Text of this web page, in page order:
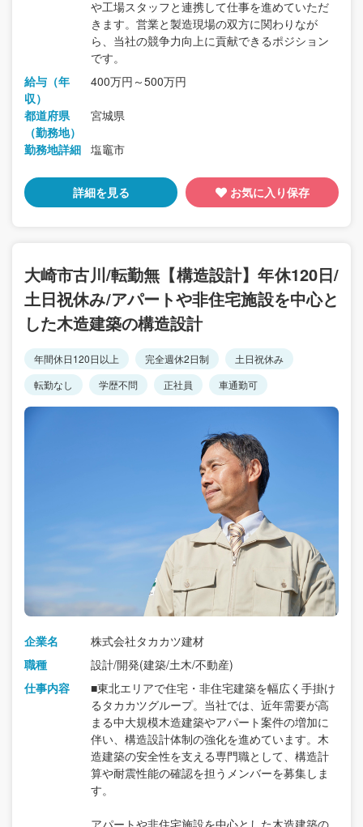
や工場スタッフと連携して仕事を進めていただ
きます。営業と製造現場の双方に関わりなが
ら、当社の競争力向上に貢献できるポジション
です。
給与（年
収）
400万円～500万円
都道府県
（勤務地）
宮城県
勤務地詳細 塩竈市
詳細を見る お気に入り保存
大崎市古川/転勤無【構造設計】年休120日/
土日祝休み/アパートや非住宅施設を中心と
した木造建築の構造設計
年間休日120日以上 完全週休2日制
土日祝休み
転勤なし
学歴不問 正社員 車通勤可
企業名
株式会社タカカツ建材
職種
設計/開発(建築/土木/不動産)
仕事内容
■東北エリアで住宅・非住宅建築を幅広く手掛け
るタカカツグループ。当社では、近年需要が高
まる中大規模木造建築やアパート案件の増加に
伴い、構造設計体制の強化を進めています。木
造建築の安全性を支える専門職として、構造計
算や耐震性能の確認を担うメンバーを募集しま
す。